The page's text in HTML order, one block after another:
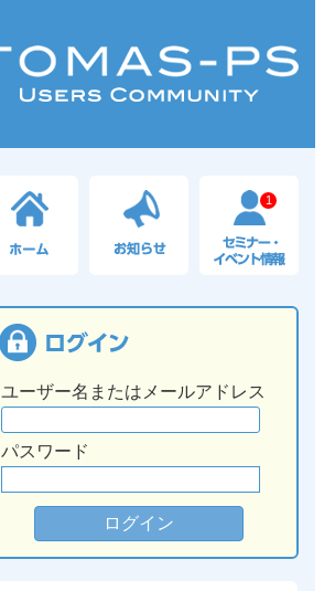
1
ユーザー名またはメールアドレス
パスワード